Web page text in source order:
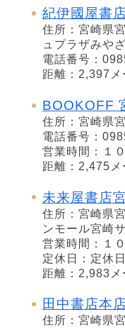
紀伊國屋書
住所：宮崎県
ュプラザみや
電話番号：
距離：2,397メ
BOOKOFF
住所：宮崎県
電話番号：
営業時間：１
距離：2,475メ
未来屋書店
住所：宮崎県
ンモール宮崎
営業時間：１
定休日：定休
距離：2,983メ
田中書店本
住所：宮崎県